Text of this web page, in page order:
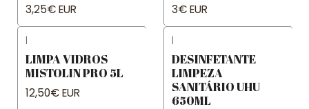
3,25€ EUR 3€ EUR
|
LIMPA VIDROS
MISTOLIN PRO 5L
12,50€ EUR
|
DESINFETANTE
LIMPEZA
SANITÁRIO UHU
650ML